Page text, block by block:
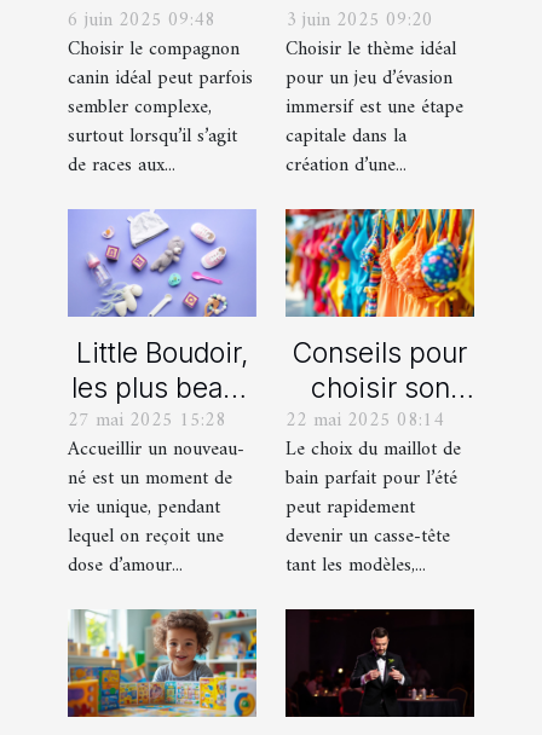
un berger
blanc suisse
et un berger
américain
miniature
6 juin 2025 09:48
Choisir le compagnon
canin idéal peut parfois
sembler complexe,
surtout lorsqu’il s’agit
de races aux...
thème parfait
pour votre
prochain jeu
d'évasion
immersif
3 juin 2025 09:20
Choisir le thème idéal
pour un jeu d’évasion
immersif est une étape
capitale dans la
création d’une...
Little Boudoir,
les plus beaux
cadeaux de
naissance
personnalisés
!
27 mai 2025 15:28
Accueillir un nouveau-
né est un moment de
vie unique, pendant
lequel on reçoit une
dose d’amour...
Conseils pour
choisir son
maillot de bain
idéal pour l'été
22 mai 2025 08:14
Le choix du maillot de
bain parfait pour l’été
peut rapidement
devenir un casse-tête
tant les modèles,...